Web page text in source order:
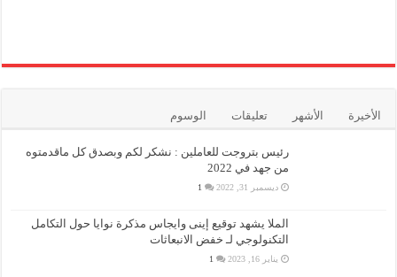
الأخيرة الأشهر تعليقات الوسوم
رئيس بتروجت للعاملين : نشكر لكم وبصدق كل ماقدمتوه
من جهد في 2022
ديسمبر 31, 2022 1
الملا يشهد توقيع إينى وايجاس مذكرة نوايا حول التكامل
التكنولوجي لـ خفض الانبعاثات
يناير 16, 2023 1